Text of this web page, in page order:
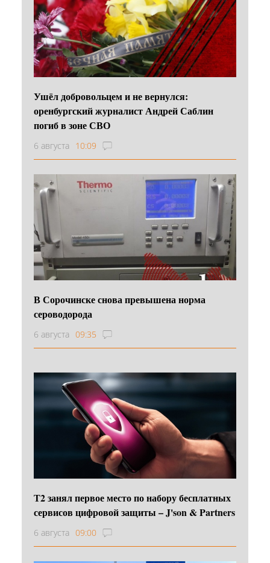
Ушёл добровольцем и не вернулся:
оренбургский журналист Андрей Саблин
погиб в зоне СВО
6 августа 10:09
В Сорочинске снова превышена норма
сероводорода
6 августа 09:35
Т2 занял первое место по набору бесплатных
сервисов цифровой защиты – J'son & Partners
6 августа 09:00